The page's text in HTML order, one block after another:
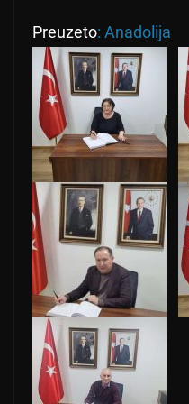
Preuzeto: Anadolija